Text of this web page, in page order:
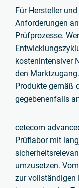
Für Hersteller
Anforderungen
Prüfprozesse.
kostenintensiver
den
Produkte gemäß
gegebenenfalls
cetecom
Prüflabor mit
umzusetzen.
zur vollständigen